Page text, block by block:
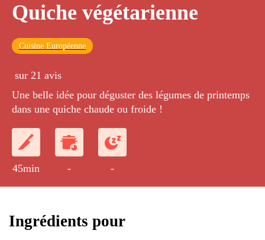
Quiche végétarienne
Cuisine Européenne
sur 21 avis
Une belle idée pour déguster des légumes de printemps
dans une quiche chaude ou froide !
45min - -
Ingrédients pour